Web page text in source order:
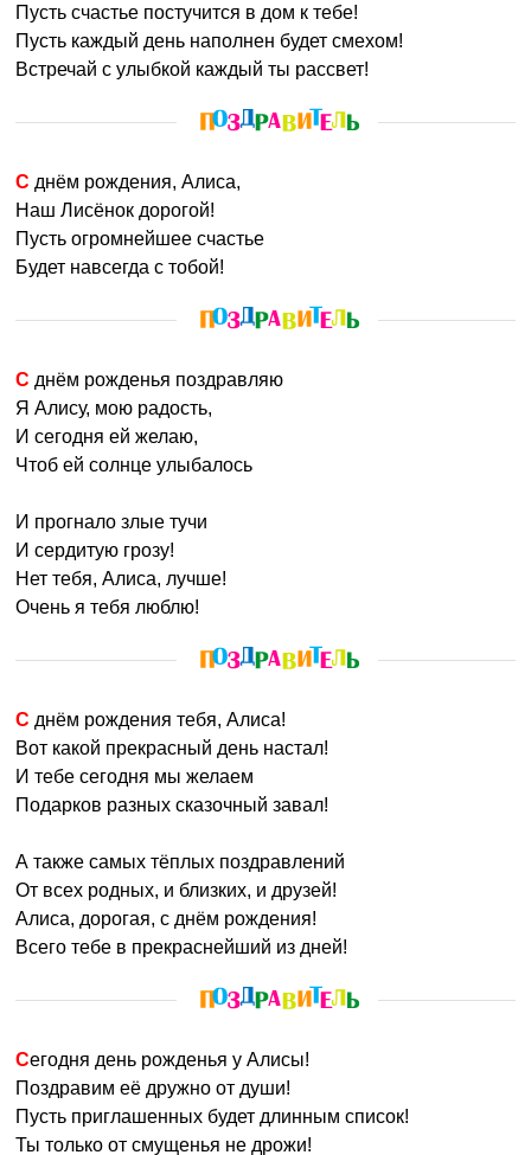
Пусть счастье постучится в дом к тебе!
Пусть каждый день наполнен будет смехом!
Встречай с улыбкой каждый ты рассвет!
С днём рождения, Алиса,
Наш Лисёнок дорогой!
Пусть огромнейшее счастье
Будет навсегда с тобой!
С днём рожденья поздравляю
Я Алису, мою радость,
И сегодня ей желаю,
Чтоб ей солнце улыбалось
И прогнало злые тучи
И сердитую грозу!
Нет тебя, Алиса, лучше!
Очень я тебя люблю!
С днём рождения тебя, Алиса!
Вот какой прекрасный день настал!
И тебе сегодня мы желаем
Подарков разных сказочный завал!
А также самых тёплых поздравлений
От всех родных, и близких, и друзей!
Алиса, дорогая, с днём рождения!
Всего тебе в прекраснейший из дней!
Сегодня день рожденья у Алисы!
Поздравим её дружно от души!
Пусть приглашенных будет длинным список!
Ты только от смущенья не дрожи!